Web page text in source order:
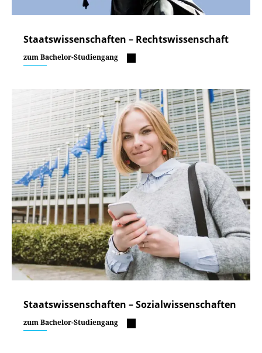
Staatswissenschaften – Rechtswissenschaft
zum Bachelor-Studiengang
Staatswissenschaften – Sozialwissenschaften
zum Bachelor-Studiengang